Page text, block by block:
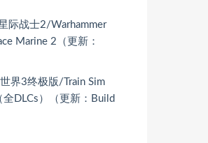
际战士2/Warhammer
Marine 2（更新：